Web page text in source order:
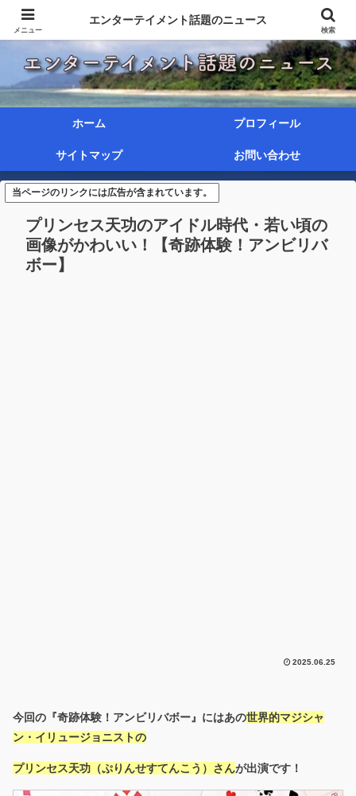
ホーム プロフィール
サイトマップ お問い合わせ
当ページのリンクには広告が含まれています。
プリンセス天功のアイドル時代・若い頃の
画像がかわいい！【奇跡体験！アンビリバ
ボー】
2025.06.25
今回の『奇跡体験！アンビリバボー』にはあの世界的マジシャ
ン・イリュージョニストの
プリンセス天功（ぷりんせすてんこう）さんが出演です！
メニュー
エンターテイメント話題のニュース
検索